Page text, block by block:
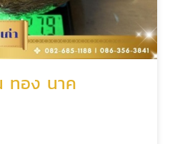
ทอง นาค